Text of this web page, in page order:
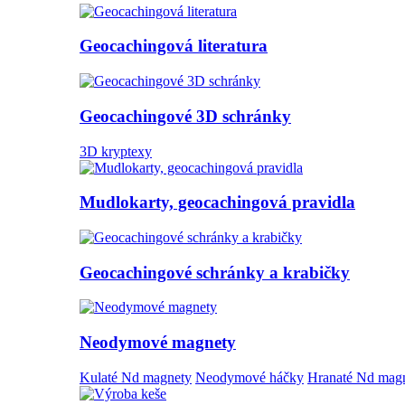
Geocachingová literatura
Geocachingové 3D schránky
3D kryptexy
Mudlokarty, geocachingová pravidla
Geocachingové schránky a krabičky
Neodymové magnety
Kulaté Nd magnety Neodymové háčky Hranaté Nd